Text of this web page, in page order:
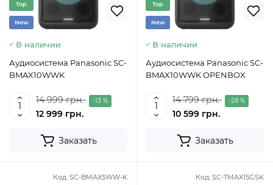
Top
New
В наличии
Аудиосистема Panasonic SC-
BMAX10WWK
14 999 грн. -13 %
12 999 грн.
Заказать
Top
New
В наличии
Аудиосистема Panasonic SC-
BMAX10WWK OPENBOX
14 799 грн. -28 %
10 599 грн.
Заказать
Код: SC-BMAX5WW-K Код: SC-TMAX15GSK